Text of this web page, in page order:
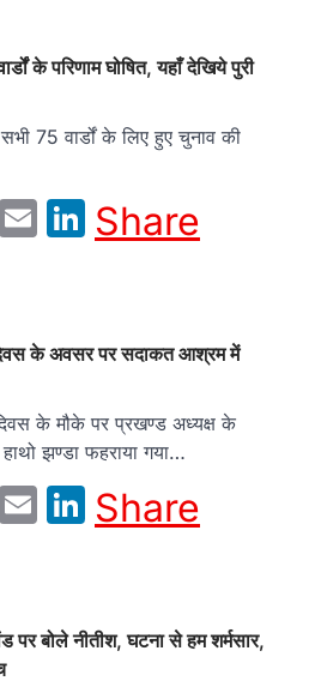
के परिणाम घोषित, यहाँ देखिये पुरी
75 वार्डों के लिए हुए चुनाव की
Reddit
EmailLinkedIn
Share
के अवसर पर सदाकत आश्रम में
के मौके पर प्रखण्ड अध्यक्ष के
झण्डा फहराया गया…
Reddit
EmailLinkedIn
Share
पर बोले नीतीश, घटना से हम शर्मसार,